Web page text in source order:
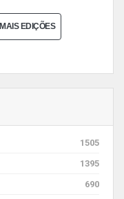
MAIS EDIÇÕES
1505
1395
690